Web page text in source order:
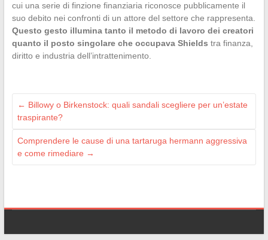
cui una serie di finzione finanziaria riconosce pubblicamente il
suo debito nei confronti di un attore del settore che rappresenta.
Questo gesto illumina tanto il metodo di lavoro dei creatori
quanto il posto singolare che occupava Shields tra finanza,
diritto e industria dell’intrattenimento.
← Billowy o Birkenstock: quali sandali scegliere per un’estate
traspirante?
Comprendere le cause di una tartaruga hermann aggressiva
e come rimediare →